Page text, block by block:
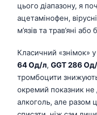
цього діапазону, я
ацетамінофен,
м’язів та трав’яні
Класичний «знімок» у
64 Од/л, GGT 286
тромбоцити
окремий показник
алкоголь, але разом